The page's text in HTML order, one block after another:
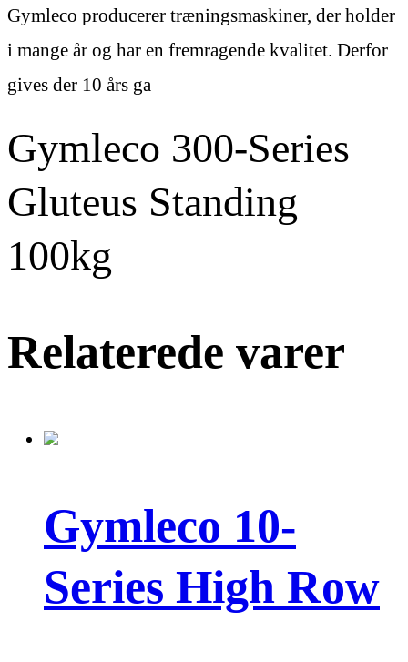
Gymleco producerer træningsmaskiner, der holder
i mange år og har en fremragende kvalitet. Derfor
gives der 10 års ga
Gymleco 300-Series
Gluteus Standing
100kg
Relaterede varer
Gymleco 10-
Series High Row